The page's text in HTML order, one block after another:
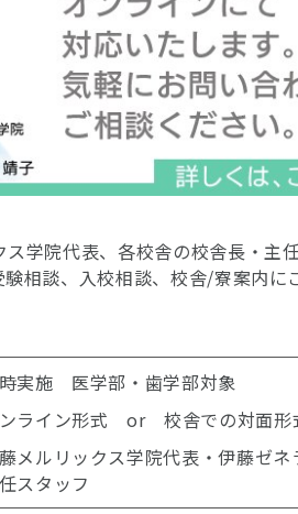
ス学院代表、各校舎の校舎長・主
験相談、入校相談、校舎/寮案内に
実施 医学部・歯学部対象
ライン形式 or 校舎での対面形
メルリックス学院代表・伊藤ゼ
スタッフ